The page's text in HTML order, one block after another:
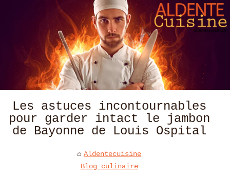
Les astuces incontournables
pour garder intact le jambon
de Bayonne de Louis Ospital
Aldentecuisine
Blog culinaire